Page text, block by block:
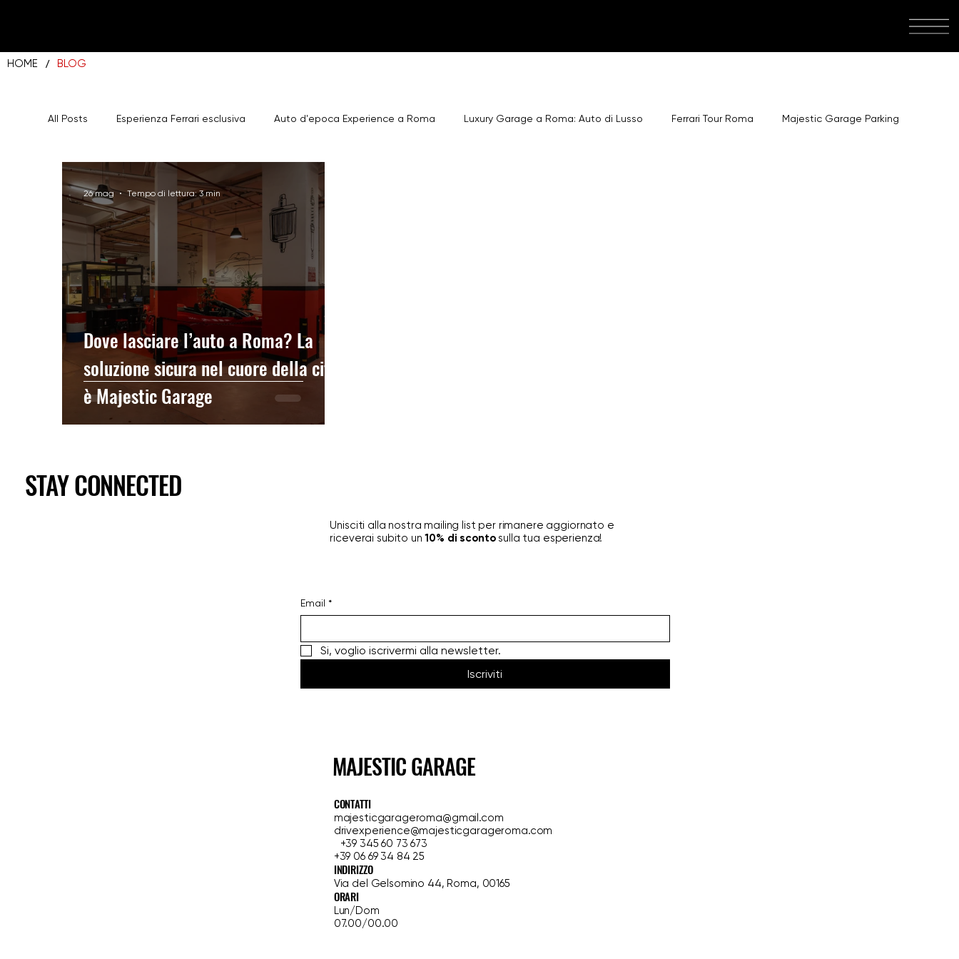
HOME / BLOG
All Posts Esperienza Ferrari esclusiva Auto d'epoca Experience a Roma Luxury Garage a Roma: Auto di Lusso Ferrari Tour Roma Majestic Garage Parking
Majestic Garage Parcheggio Roma
Dove lasciare l’auto a Roma? La
soluzione sicura nel cuore della città
è Majestic Garage
26 mag Tempo di lettura: 3 min
STAY CONNECTED
Unisciti alla nostra mailing list per rimanere aggiornato e
riceverai subito un10% di scontosulla tua esperienza!
Email *
Si, voglio iscrivermi alla newsletter.
Iscriviti
MAJESTIC GARAGE
CONTATTI
majesticgarageroma@gmail.com
drivexperience@majesticgarageroma.com
+39 345 60 73 673
+39 06 69 34 84 25
INDIRIZZO
Via del Gelsomino 44, Roma, 00165
ORARI
Lun/Dom
07.00/00.00